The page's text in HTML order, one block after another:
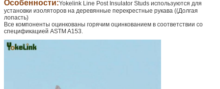
Особенности:Yokelink Line Post Insulator Studs используются для
установки изоляторов на деревянные перекрестные рукава ((Долгая
лопасть)
Все компоненты оцинкованы горячим оцинкованием в соответствии со
спецификацией ASTM A153.